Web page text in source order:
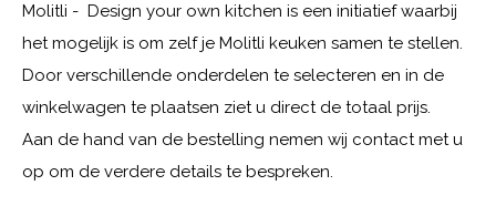
Molitli - Design your own kitchen is een initiatief waarbij
het mogelijk is om zelf je Molitli keuken samen te stellen.
Door verschillende onderdelen te selecteren en in de
winkelwagen te plaatsen ziet u direct de totaal prijs.
Aan de hand van de bestelling nemen wij contact met u
op om de verdere details te bespreken.